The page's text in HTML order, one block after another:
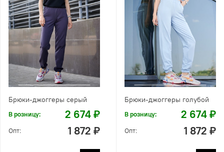
Брюки-джоггеры серый
В розницу: 2 674 ₽
Опт: 1 872 ₽
Брюки-джоггеры голубой
В розницу: 2 674 ₽
Опт: 1 872 ₽